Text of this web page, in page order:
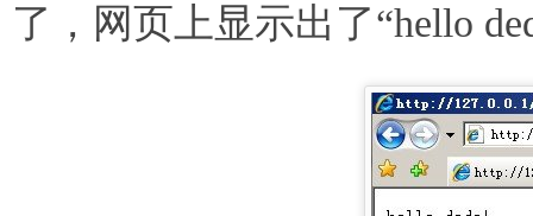
了，网页上显示出了“hello